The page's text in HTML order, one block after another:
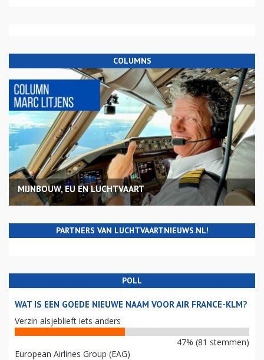
COLUMNS
MIJNBOUW, EU EN LUCHTVAART
PARTNERS VAN LUCHTVAARTNIEUWS.NL!
POLL
WAT IS EEN GOEDE NIEUWE NAAM VOOR AIR FRANCE-KLM?
Verzin alsjeblieft iets anders
47% (81 stemmen)
European Airlines Group (EAG)